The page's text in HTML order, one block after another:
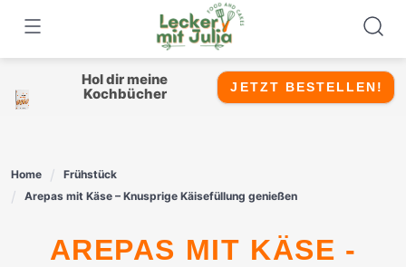
content
Hol dir meine
Kochbücher
JETZT BESTELLEN!
Home
Frühstück
Arepas mit Käse – Knusprige Käisefüllung genießen
AREPAS MIT KÄSE -